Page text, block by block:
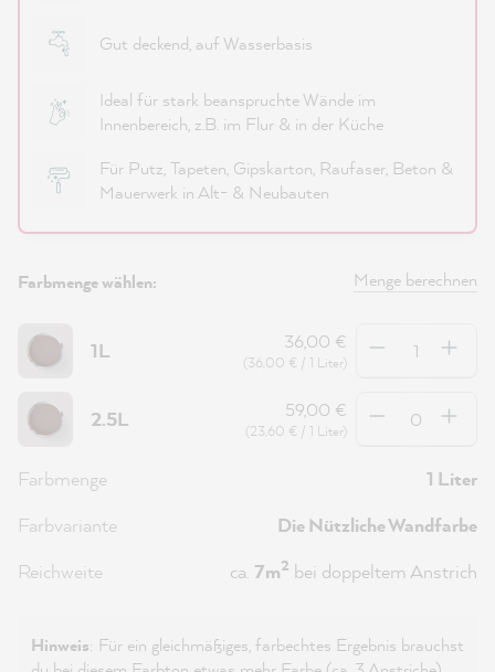
Gut deckend, auf Wasserbasis
Ideal für stark beanspruchte Wände im
Innenbereich, z.B. im Flur & in der Küche
Für Putz, Tapeten, Gipskarton, Raufaser, Beton &
Mauerwerk in Alt- & Neubauten
Farbmenge wählen: Menge berechnen
1L 36,00 €
(36,00 € / 1 Liter)
2.5L 59,00 €
(23,60 € / 1 Liter)
Farbmenge
1 Liter
Farbvariante
Die Nützliche Wandfarbe
Reichweite
ca. 7m2 bei doppeltem Anstrich
Hinweis: Für ein gleichmäßiges, farbechtes Ergebnis brauchst